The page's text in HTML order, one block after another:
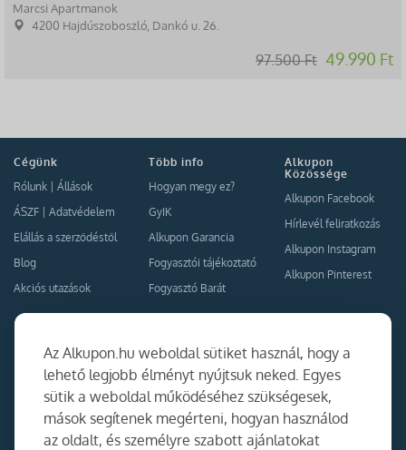
Az Alkupon.hu weboldal sütiket használ, hogy a
lehető legjobb élményt nyújtsuk neked. Egyes
sütik a weboldal működéséhez szükségesek,
mások segítenek megérteni, hogyan használod
az oldalt, és személyre szabott ajánlatokat
Marcsi Apartmanok
4200 Hajdúszoboszló, Dankó u. 26.
97.500 Ft 49.990 Ft
Cégünk
Rólunk
Állások
ÁSZF
Adatvédelem
Elállás a szerződéstől
Blog
Akciós utazások
Több info
Hogyan megy ez?
GyIK
Alkupon Garancia
Fogyasztói tájékoztató
Fogyasztó Barát
Alkupon
Közössége
Alkupon Facebook
Hírlevél feliratkozás
Alkupon Instagram
Alkupon Pinterest
Együttműködés
Kapcsolat
Ajánlj nekünk!
Partner Belépés